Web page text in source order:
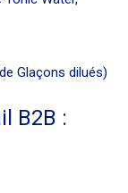
Glaçons dilués)
B2B :